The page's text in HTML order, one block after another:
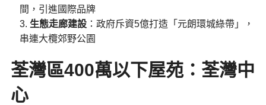
間，引進國際品牌
生態走廊建設：政府斥資5億打造「元朗環城綠帶」，
串連大欖郊野公園
荃灣區400萬以下屋苑： 荃灣中
心